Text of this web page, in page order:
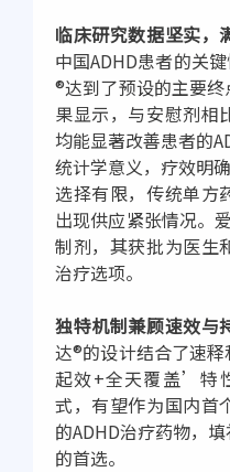
临床研究数据坚实，
中国ADHD患者的关
®达到了预设的主要
果显示，与安慰剂相
均能显著改善患者的
统计学意义，疗效明
选择有限，传统单方
出现供应紧张情况。
制剂，其获批为医生
治疗选项。
独特机制兼顾速效与
达®的设计结合了速
起效+全天覆盖’特
式，有望作为国内首
的ADHD治疗药物，
的首选。